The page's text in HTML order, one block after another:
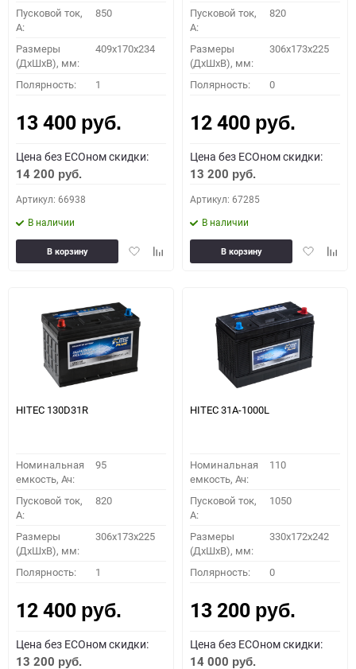
Пусковой ток,
A:
850
Размеры
(ДхШхВ), мм:
409x170x234
Полярность: 1
13 400 руб.
Цена без ECOном скидки:
14 200 руб.
Артикул: 66938
В наличии
ДобавитьДобавить
В корзину
Пусковой ток,
A:
820
Размеры
(ДхШхВ), мм:
306x173x225
Полярность: 0
12 400 руб.
Цена без ECOном скидки:
13 200 руб.
Артикул: 67285
В наличии
Добавить
В корзину
HITEC 130D31R
Номинальная
емкость, Ач:
95
Пусковой ток,
A:
820
Размеры
(ДхШхВ), мм:
306x173x225
Полярность: 1
12 400 руб.
Цена без ECOном скидки:
13 200 руб.
HITEC 31A-1000L
Номинальная
емкость, Ач:
110
Пусковой ток,
A:
1050
Размеры
(ДхШхВ), мм:
330x172x242
Полярность: 0
13 200 руб.
Цена без ECOном скидки:
14 000 руб.